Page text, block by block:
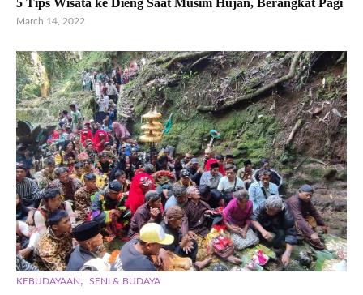
5 Tips Wisata ke Dieng Saat Musim Hujan, Berangkat Pagi
March 14, 2022
KEBUDAYAAN, SENI & BUDAYA